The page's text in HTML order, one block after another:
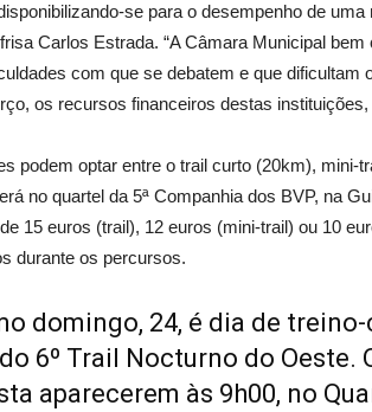
se para o desempenho de
Carlos Estrada. “A Câmara Municipal
com que se debatem e que
os recursos financeiros destas
podem optar entre o trail curto (20km), mini-
no quartel da 5ª Companhia dos BVP, na
15 euros (trail), 12 euros (mini-trail) ou 10
durante os percursos.
domingo, 24, é dia de
6º Trail Nocturno do Oeste.
aparecerem às 9h00, no